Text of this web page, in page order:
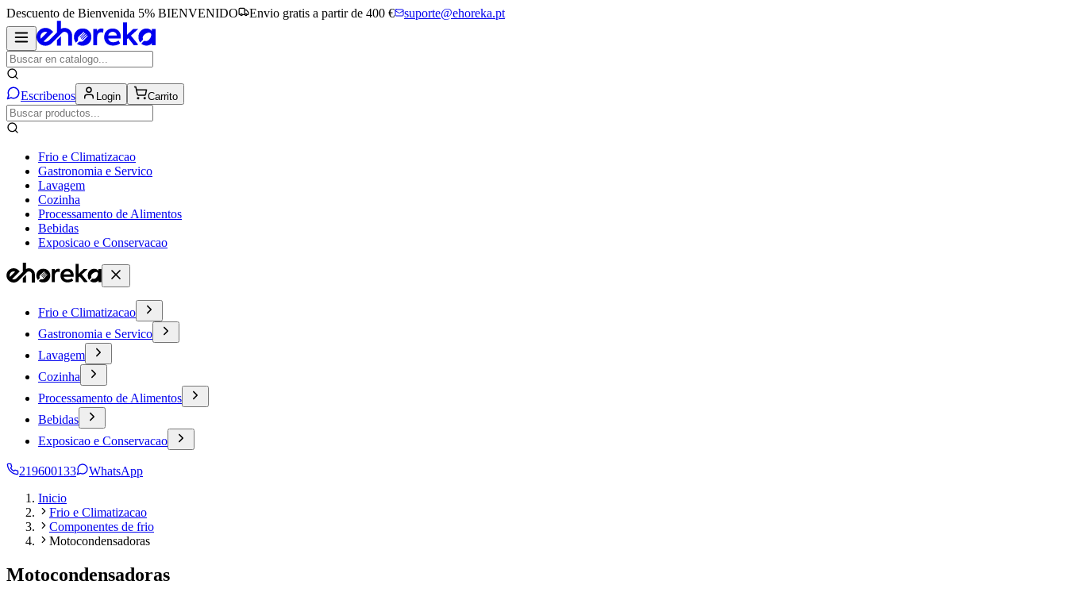
Descuento de Bienvenida 5% BIENVENIDO Envio gratis a partir de 400 € suporte@ehoreka.pt
Escribenos Login Carrito
Frio e Climatizacao
Gastronomia e Servico
Lavagem
Cozinha
Processamento de Alimentos
Bebidas
Exposicao e Conservacao
Frio e Climatizacao
Gastronomia e Servico
Lavagem
Cozinha
Processamento de Alimentos
Bebidas
Exposicao e Conservacao
219600133
WhatsApp
Inicio
Frio e Climatizacao
Componentes de frio
Motocondensadoras
Motocondensadoras